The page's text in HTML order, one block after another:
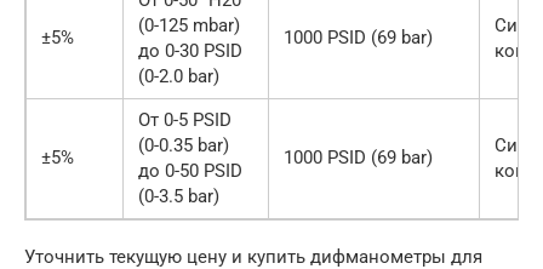
±5%
(0-125 mbar)
до 0-30 PSID
(0-2.0 bar)
1000 PSID (69 bar)
±5%
От 0-5 PSID
(0-0.35 bar)
до 0-50 PSID
(0-3.5 bar)
1000 PSID (69 bar)
Уточнить текущую цену и купить дифманометры для